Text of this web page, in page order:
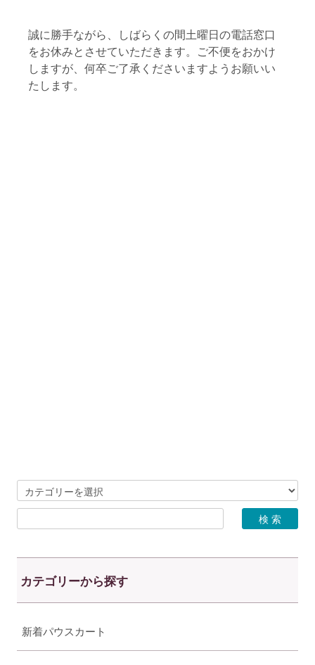
誠に勝手ながら、しばらくの間土曜日の電話窓口
をお休みとさせていただきます。ご不便をおかけ
しますが、何卒ご了承くださいますようお願いい
たします。
カテゴリーから探す
新着パウスカート